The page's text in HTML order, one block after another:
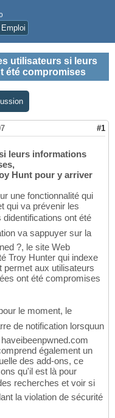
Emploi
utilisateurs si leurs
été compromises
#1
leurs informations
Hunt pour y arriver
une fonctionnalité qui
qui va prévenir les
ont été
va sappuyer sur la
?, le site Web
Troy Hunter qui indexe
permet aux utilisateurs
ont été compromises
le moment, le
de notification lorsquun
également un
des add-ons, ce
qu'il est là pour
recherches et voir si
la violation de sécurité